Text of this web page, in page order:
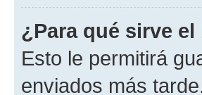
¿Para qué sirve
Esto le permitirá
enviados más